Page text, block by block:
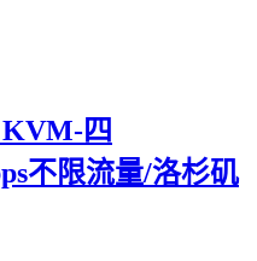
KVM-四
不限流量/洛杉矶